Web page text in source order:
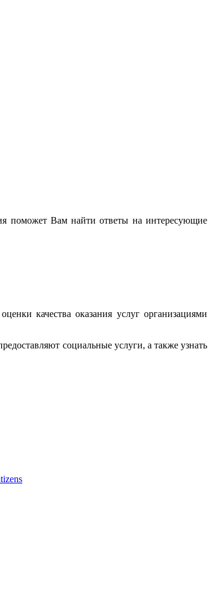
поможет Вам найти ответы на интересующие
качества оказания услуг организациями
социальные услуги, а также узнать